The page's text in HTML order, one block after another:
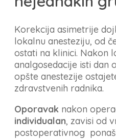
Korekcija asimetrije
lokalnu anesteziju, od
ostati na klinici. Nakon
analgosedacije isti dan
opšte anestezije
zdravstvenih radnika.
Oporavak nakon
individualan, zavisi od
postoperativnog